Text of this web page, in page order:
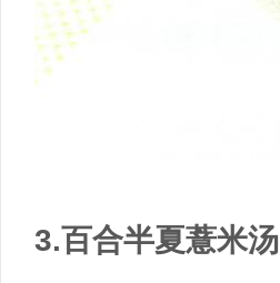
3.百合半夏薏米汤